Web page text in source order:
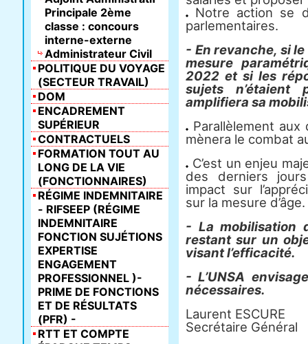
Notre action se
parlementaires.
- En revanche, si
mesure
2022 et si les
sujets n’étaient
amplifiera sa
Parallèlement aux
mènera le combat
C’est un enjeu
des derniers
impact sur
sur la mesure d’âge.
- La mobilisation
restant sur un
visant l’efficacité.
- L’UNSA
nécessaires.
Laurent ESCURE
Secrétaire Général
Principale 2ème
classe : concours
interne-externe
Administrateur Civil
POLITIQUE DU VOYAGE
(SECTEUR TRAVAIL)
DOM
ENCADREMENT
SUPÉRIEUR
CONTRACTUELS
FORMATION TOUT AU
LONG DE LA VIE
(FONCTIONNAIRES)
RÉGIME INDEMNITAIRE
- RIFSEEP (RÉGIME
INDEMNITAIRE
FONCTION SUJÉTIONS
EXPERTISE
ENGAGEMENT
PROFESSIONNEL )-
PRIME DE FONCTIONS
ET DE RÉSULTATS
(PFR) -
RTT ET COMPTE